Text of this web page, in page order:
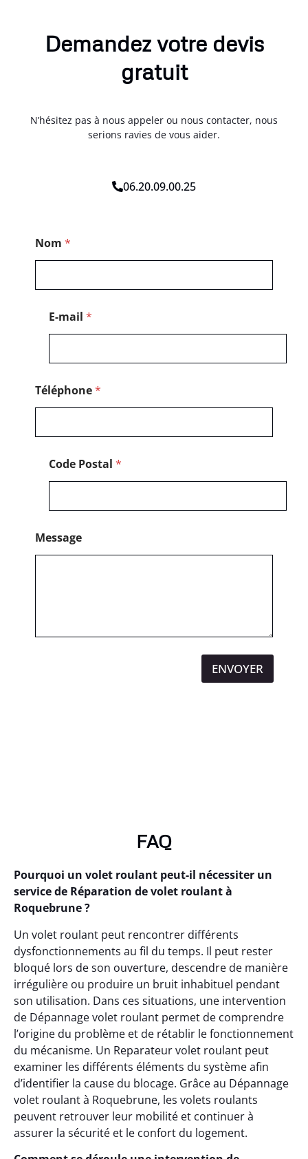
Demandez votre devis
gratuit
N’hésitez pas à nous appeler ou nous contacter, nous
serions ravies de vous aider.
06.20.09.00.25
*
P
Nom *
E-mail *
Téléphone*
Code Postal *
Message
ENVOYER
FAQ
Pourquoi un volet roulant peut-il nécessiter un
service de Réparation de volet roulant à
Roquebrune ?
Un volet roulant peut rencontrer différents
dysfonctionnements au fil du temps. Il peut rester
bloqué lors de son ouverture, descendre de manière
irrégulière ou produire un bruit inhabituel pendant
son utilisation. Dans ces situations, une intervention
de Dépannage volet roulant permet de comprendre
l’origine du problème et de rétablir le fonctionnement
du mécanisme. Un Reparateur volet roulant peut
examiner les différents éléments du système afin
d’identifier la cause du blocage. Grâce au Dépannage
volet roulant à Roquebrune, les volets roulants
peuvent retrouver leur mobilité et continuer à
assurer la sécurité et le confort du logement.